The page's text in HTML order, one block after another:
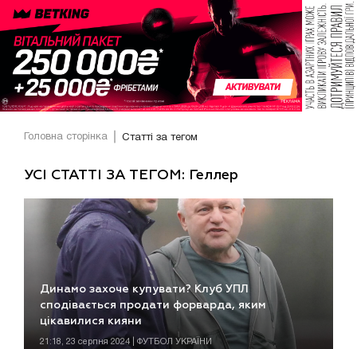
Головна сторінка Статті за тегом
УСІ СТАТТІ ЗА ТЕГОМ: Геллер
Динамо захоче купувати? Клуб УПЛ
сподівається продати форварда, яким
цікавилися кияни
21:18, 23 серпня 2024 | ФУТБОЛ УКРАЇНИ